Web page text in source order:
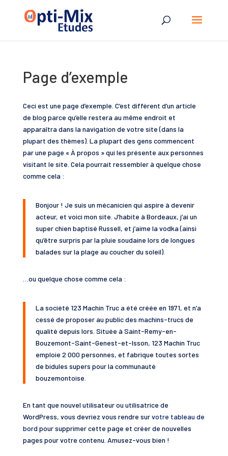
Page d’exemple
Ceci est une page d’exemple. C’est différent d’un article
de blog parce qu’elle restera au même endroit et
apparaîtra dans la navigation de votre site (dans la
plupart des thèmes). La plupart des gens commencent
par une page « À propos » qui les présente aux personnes
visitant le site. Cela pourrait ressembler à quelque chose
comme cela :
Bonjour ! Je suis un mécanicien qui aspire à devenir
acteur, et voici mon site. J’habite à Bordeaux, j’ai un
super chien baptisé Russell, et j’aime la vodka (ainsi
qu’être surpris par la pluie soudaine lors de longues
balades sur la plage au coucher du soleil).
…ou quelque chose comme cela :
La société 123 Machin Truc a été créée en 1971, et n’a
cessé de proposer au public des machins-trucs de
qualité depuis lors. Située à Saint-Remy-en-
Bouzemont-Saint-Genest-et-Isson, 123 Machin Truc
emploie 2 000 personnes, et fabrique toutes sortes
de bidules supers pour la communauté
bouzemontoise.
En tant que nouvel utilisateur ou utilisatrice de
WordPress, vous devriez vous rendre survotre tableau de
bord pour supprimer cette page et créer de nouvelles
pages pour votre contenu. Amusez-vous bien !